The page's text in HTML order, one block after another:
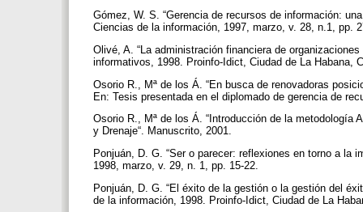
Gómez, W. S. “Gerencia de recursos de información:
Ciencias de la información, 1997, marzo, v. 28, n.1, pp.
Olivé, A. “La administración financiera de
informativos, 1998. Proinfo-Idict, Ciudad de La Habana,
Osorio R., Mª de los Á. “En busca de renovadoras
En: Tesis presentada en el diplomado de gerencia de
Osorio R., Mª de los Á. “Introducción de la metodología
y Drenaje“. Manuscrito, 2001.
Ponjuán, D. G. “Ser o parecer: reflexiones en torno a la
1998, marzo, v. 29, n. 1, pp. 15-22.
Ponjuán, D. G. “El éxito de la gestión o la gestión del
de la información, 1998. Proinfo-Idict, Ciudad de La